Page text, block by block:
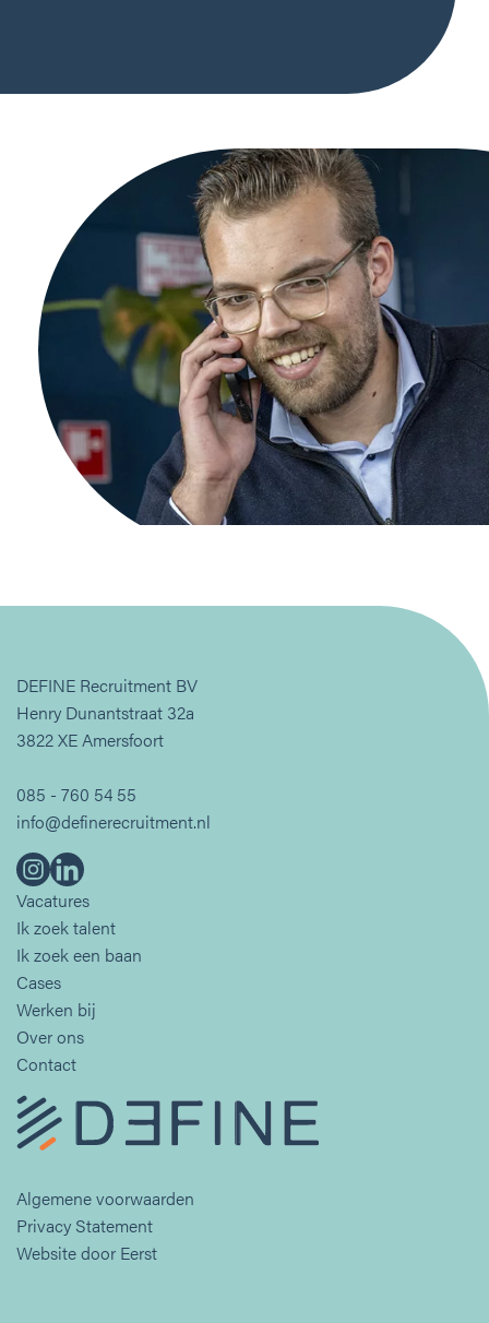
DEFINE Recruitment BV
Henry Dunantstraat 32a
3822 XE Amersfoort
085 - 760 54 55
info@definerecruitment.nl
Vacatures
Ik zoek talent
Ik zoek een baan
Cases
Werken bij
Over ons
Contact
Algemene voorwaarden
Privacy Statement
Website door Eerst